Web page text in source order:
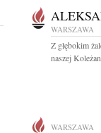
WARSZAWA
Z głębokim
naszej
WARSZAWA